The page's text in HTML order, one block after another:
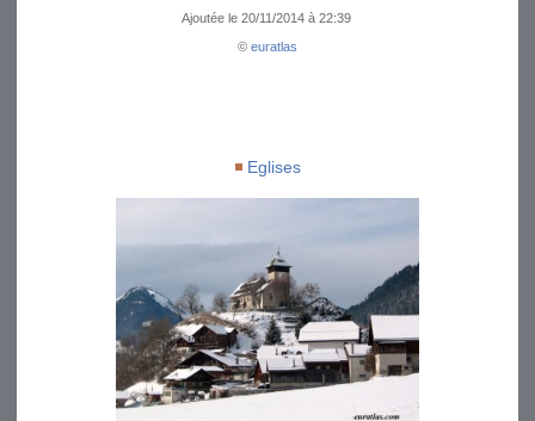
Ajoutée le 20/11/2014 à 22:39
© euratlas
Eglises